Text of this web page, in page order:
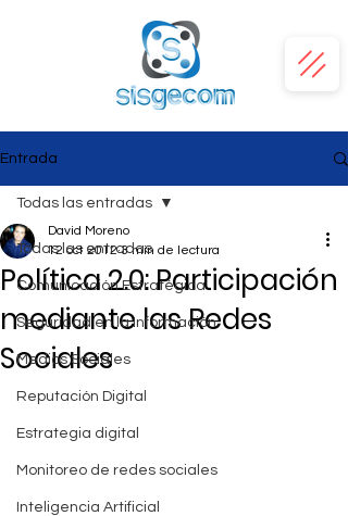
Entrada
Todas las entradas
Comunicación Estratégica
Seguridad en la Información
Medios Sociales
Reputación Digital
Estrategia digital
Monitoreo de redes sociales
Inteligencia Artificial
Todas las entradas
Política 2.0: Participación
mediante las Redes
Sociales
David Moreno
12 oct 2012 3 min de lectura